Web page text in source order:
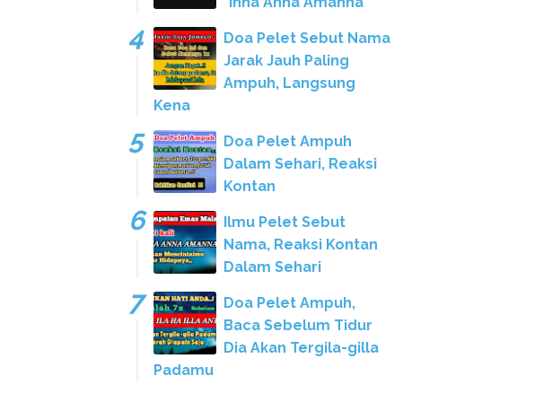
Doa Pelet Sebut Nama
Jarak Jauh Paling
Ampuh, Langsung
Kena
Doa Pelet Ampuh
Dalam Sehari, Reaksi
Kontan
Ilmu Pelet Sebut
Nama, Reaksi Kontan
Dalam Sehari
Doa Pelet Ampuh,
Baca Sebelum Tidur
Dia Akan Tergila-gilla
Padamu